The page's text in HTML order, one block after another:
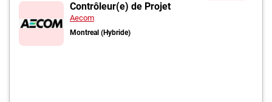
Contrôleur(e) de Projet
Aecom
Montreal (Hybride)